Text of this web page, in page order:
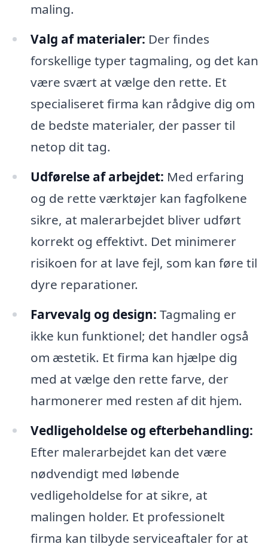
maling.
Valg af materialer: Der findes
forskellige typer tagmaling, og det kan
være svært at vælge den rette. Et
specialiseret firma kan rådgive dig om
de bedste materialer, der passer til
netop dit tag.
Udførelse af arbejdet: Med erfaring
og de rette værktøjer kan fagfolkene
sikre, at malerarbejdet bliver udført
korrekt og effektivt. Det minimerer
risikoen for at lave fejl, som kan føre til
dyre reparationer.
Farvevalg og design: Tagmaling er
ikke kun funktionel; det handler også
om æstetik. Et firma kan hjælpe dig
med at vælge den rette farve, der
harmonerer med resten af dit hjem.
Vedligeholdelse og efterbehandling:
Efter malerarbejdet kan det være
nødvendigt med løbende
vedligeholdelse for at sikre, at
malingen holder. Et professionelt
firma kan tilbyde serviceaftaler for at